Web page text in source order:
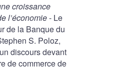
croissance
l’économie- Le
de la Banque du
S. Poloz,
discours devant
de commerce de